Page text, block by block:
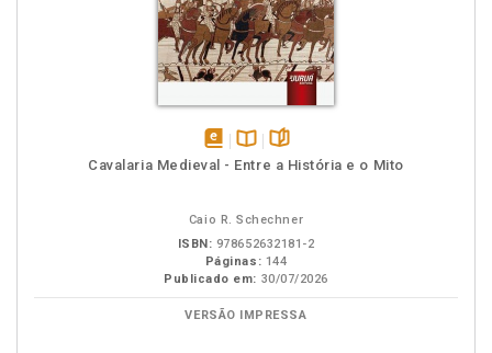
disponívelDisponível
páginas
Cavalaria Medieval - Entre a História e o Mito
Caio R. Schechner
ISBN: 978652632181-2
Páginas: 144
Publicado em: 30/07/2026
VERSÃO IMPRESSA